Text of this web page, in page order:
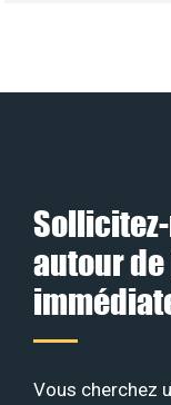
autour
Vous cherchez